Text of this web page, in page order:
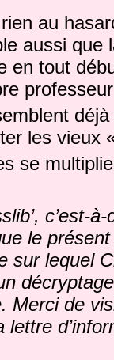
au
aussi que
en tout
les vieux
se
c’est-
le
sur lequel
Merci de